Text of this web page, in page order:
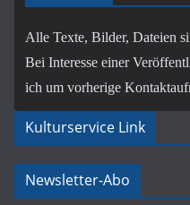
Alle Texte, Bilder, Dateien
Bei Interesse einer
ich um vorherige
Kulturservice Link
Newsletter-Abo